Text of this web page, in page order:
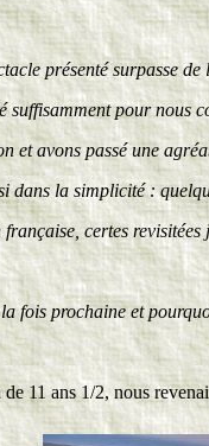
présenté surpasse
pour nous
et avons passé une
dans la simplicité :
certes
la fois prochaine et
11 ans 1/2, nous